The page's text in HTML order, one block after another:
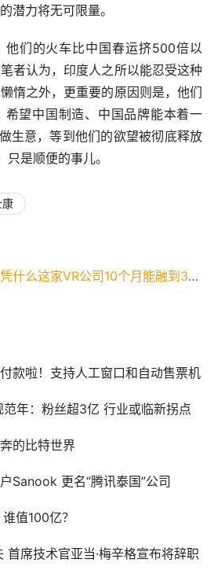
潜力将无可限量。
他们的火车比中国春运挤500倍以
者认为，印度人之所以能忍受这种
惰之外，更重要的原因则是，他们
希望中国制造、中国品牌能本着一
生意，等到他们的欲望被彻底释放
是顺便的事儿。
康
什么这家VR公司10个月能融到3轮？
款啦！支持人工窗口和自动售票机
年：粉丝超3亿 行业或临新拐点
的比特世界
Sanook 更名“腾讯泰国”公司
值100亿？
席技术官亚当·梅辛格宣布将辞职